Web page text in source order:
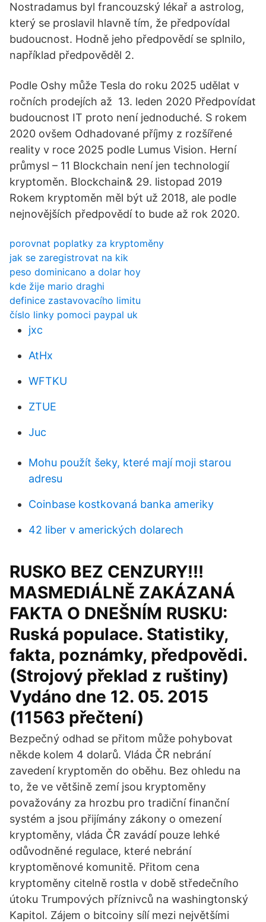
Nostradamus byl francouzský lékař a astrolog,
který se proslavil hlavně tím, že předpovídal
budoucnost. Hodně jeho předpovědí se splnilo,
například předpověděl 2.
Podle Oshy může Tesla do roku 2025 udělat v
ročních prodejích až 13. leden 2020 Předpovídat
budoucnost IT proto není jednoduché. S rokem
2020 ovšem Odhadované příjmy z rozšířené
reality v roce 2025 podle Lumus Vision. Herní
průmysl – 11 Blockchain není jen technologií
kryptoměn. Blockchain& 29. listopad 2019
Rokem kryptoměn měl být už 2018, ale podle
nejnovějších předpovědí to bude až rok 2020.
porovnat poplatky za kryptoměny
jak se zaregistrovat na kik
peso dominicano a dolar hoy
kde žije mario draghi
definice zastavovacího limitu
číslo linky pomoci paypal uk
jxc
AtHx
WFTKU
ZTUE
Juc
Mohu použít šeky, které mají moji starou
adresu
Coinbase kostkovaná banka ameriky
42 liber v amerických dolarech
RUSKO BEZ CENZURY!!!
MASMEDIÁLNĚ ZAKÁZANÁ
FAKTA O DNEŠNÍM RUSKU:
Ruská populace. Statistiky,
fakta, poznámky, předpovědi.
(Strojový překlad z ruštiny)
Vydáno dne 12. 05. 2015
(11563 přečtení)
Bezpečný odhad se přitom může pohybovat
někde kolem 4 dolarů. Vláda ČR nebrání
zavedení kryptoměn do oběhu. Bez ohledu na
to, že ve většině zemí jsou kryptoměny
považovány za hrozbu pro tradiční finanční
systém a jsou přijímány zákony o omezení
kryptoměny, vláda ČR zavádí pouze lehké
odůvodněné regulace, které nebrání
kryptoměnové komunitě. Přitom cena
kryptoměny citelně rostla v době středečního
útoku Trumpových příznivců na washingtonský
Kapitol. Zájem o bitcoiny sílí mezi největšími